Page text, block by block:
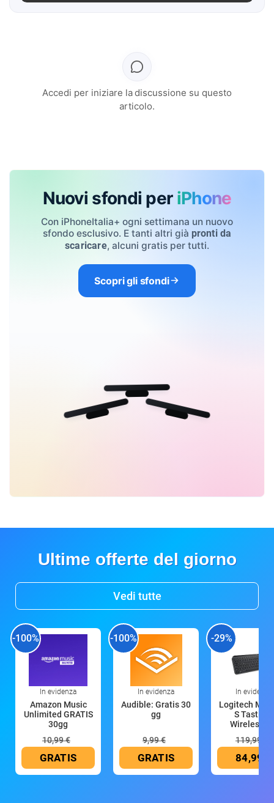
Accedi per iniziare la discussione su questo
articolo.
Nuovi sfondi per iPhone
Con iPhoneItalia+ ogni settimana un nuovo
sfondo esclusivo. E tanti altri già pronti da
scaricare, alcuni gratis per tutti.
Scopri gli sfondi
Ultime offerte del giorno
Vedi tutte
-100%
In evidenza
Amazon Music
Unlimited GRATIS
30gg
10,99 €
GRATIS
-100%
In evidenza
Audible: Gratis 30
gg
9,99 €
GRATIS
-29%
In evidenza
Logitech MX
S Tastiera
Wireless
119,99 €
84,99 €